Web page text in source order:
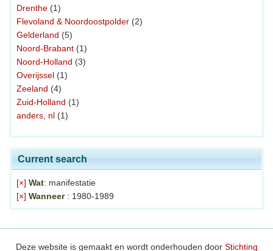
Drenthe (1)
Flevoland & Noordoostpolder (2)
Gelderland (5)
Noord-Brabant (1)
Noord-Holland (3)
Overijssel (1)
Zeeland (4)
Zuid-Holland (1)
anders, nl (1)
Current search
[×] Wat: manifestatie
[×] Wanneer : 1980-1989
Deze website is gemaakt en wordt onderhouden door Stichting